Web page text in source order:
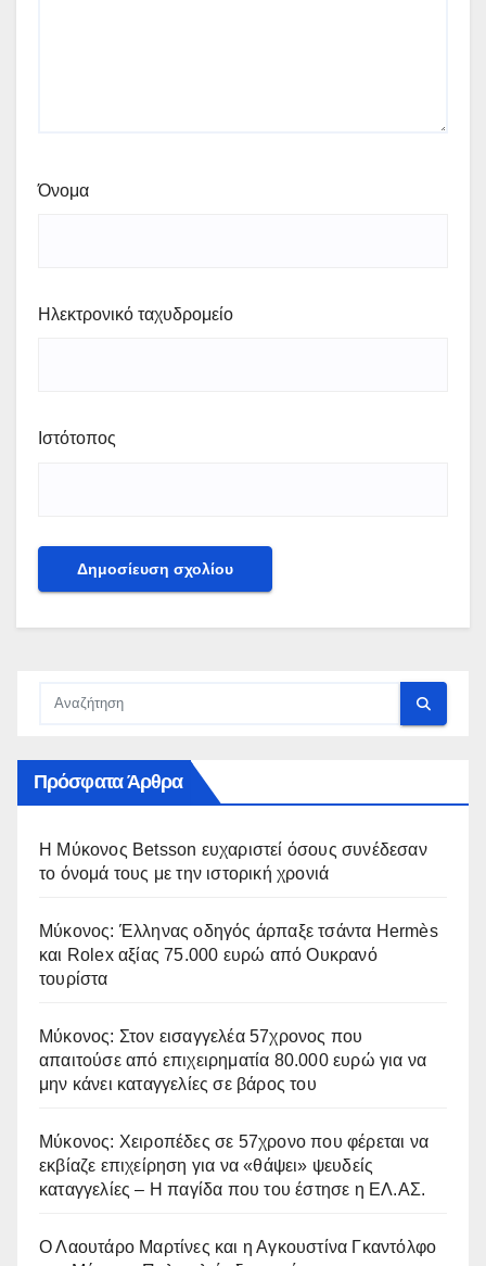
Όνομα
Ηλεκτρονικό ταχυδρομείο
Ιστότοπος
Πρόσφατα Άρθρα
Η Μύκονος Betsson ευχαριστεί όσους συνέδεσαν
το όνομά τους με την ιστορική χρονιά
Μύκονος: Έλληνας οδηγός άρπαξε τσάντα Hermès
και Rolex αξίας 75.000 ευρώ από Ουκρανό
τουρίστα
Μύκονος: Στον εισαγγελέα 57χρονος που
απαιτούσε από επιχειρηματία 80.000 ευρώ για να
μην κάνει καταγγελίες σε βάρος του
Μύκονος: Χειροπέδες σε 57χρονο που φέρεται να
εκβίαζε επιχείρηση για να «θάψει» ψευδείς
καταγγελίες – Η παγίδα που του έστησε η ΕΛ.ΑΣ.
Ο Λαουτάρο Μαρτίνες και η Αγκουστίνα Γκαντόλφο